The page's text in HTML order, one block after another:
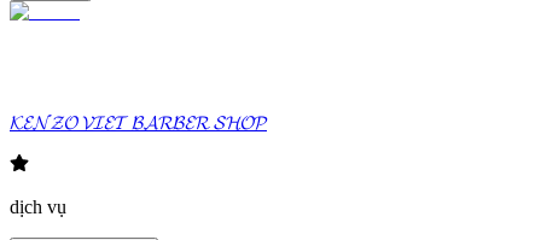
𝓚𝓔𝓝𝓩𝓞 𝓥𝓘𝓔𝓣 𝓑𝓐𝓡𝓑𝓔𝓡 𝓢𝓗𝓞𝓟
dịch vụ